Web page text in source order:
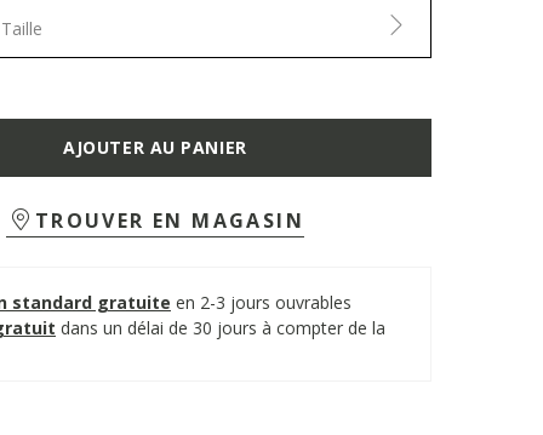
AJOUTER AU PANIER
TROUVER EN MAGASIN
standard gratuite en 2-3 jours ouvrables
dans un délai de 30 jours à compter de la